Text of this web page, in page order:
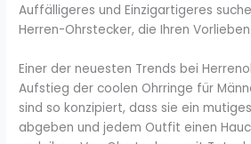
Auffälligeres und Einzigartigeres
Herren-Ohrstecker, die Ihren
Einer der neuesten Trends bei
Aufstieg der coolen Ohrringe für
sind so konzipiert, dass sie ein
abgeben und jedem Outfit einen